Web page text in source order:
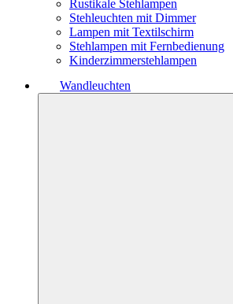
Rustikale Stehlampen
Stehleuchten mit Dimmer
Lampen mit Textilschirm
Stehlampen mit Fernbedienung
Kinderzimmerstehlampen
Wandleuchten